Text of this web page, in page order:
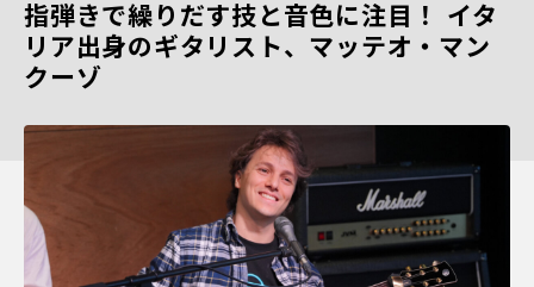
指弾きで繰りだす技と音色に注目！ イタ
リア出身のギタリスト、マッテオ・マン
クーゾ